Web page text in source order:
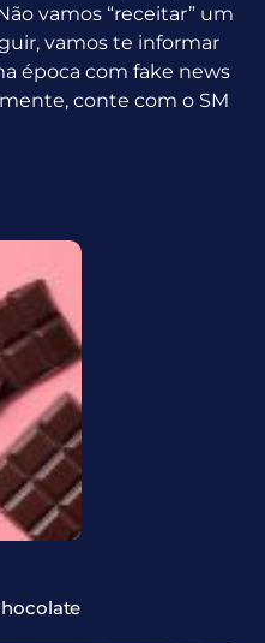
vamos “receitar” um
vamos te informar
época com fake news
conte com o SM